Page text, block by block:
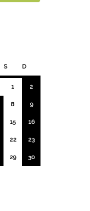
S D
1 2
8 9
15 16
22 23
29 30